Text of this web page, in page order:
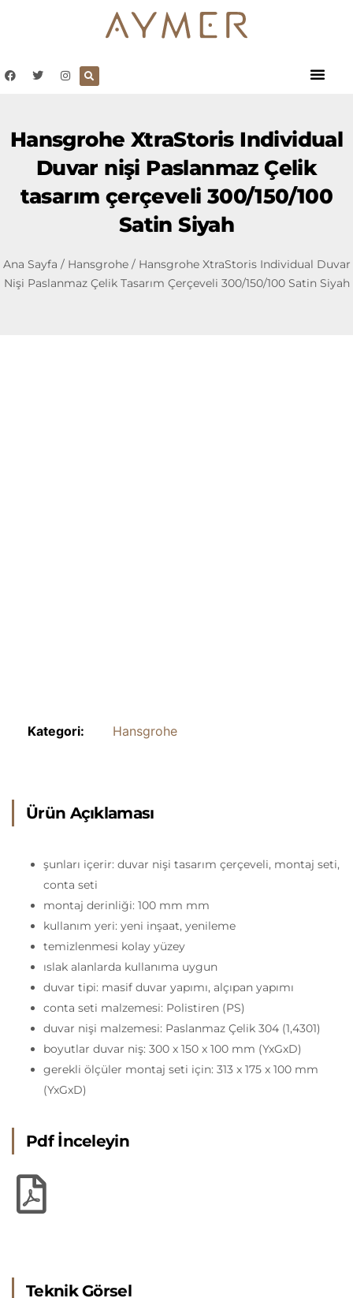
Hansgrohe XtraStoris Individual
Duvar nişi Paslanmaz Çelik
tasarım çerçeveli 300/150/100
Satin Siyah
Ana Sayfa / Hansgrohe/ Hansgrohe XtraStoris Individual Duvar
Nişi Paslanmaz Çelik Tasarım Çerçeveli 300/150/100 Satin Siyah
Kategori: Hansgrohe
Ürün Açıklaması
şunları içerir: duvar nişi tasarım çerçeveli, montaj seti,
conta seti
montaj derinliği: 100 mm mm
kullanım yeri: yeni inşaat, yenileme
temizlenmesi kolay yüzey
ıslak alanlarda kullanıma uygun
duvar tipi: masif duvar yapımı, alçıpan yapımı
conta seti malzemesi: Polistiren (PS)
duvar nişi malzemesi: Paslanmaz Çelik 304 (1,4301)
boyutlar duvar niş: 300 x 150 x 100 mm (YxGxD)
gerekli ölçüler montaj seti için: 313 x 175 x 100 mm
(YxGxD)
Pdf İnceleyin
Teknik Görsel